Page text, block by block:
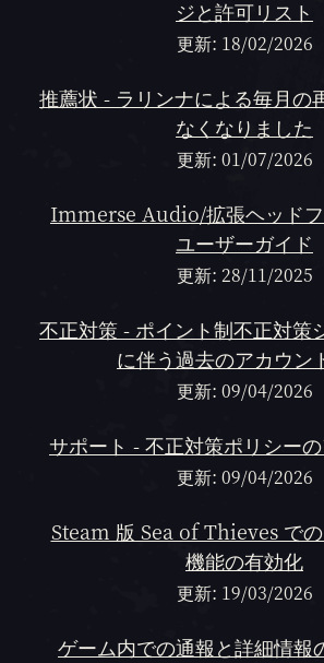
ジと許可リスト
更新: 18/02/2026
推薦状 - ラリンナによる毎月の
なくなりました
更新: 01/07/2026
Immerse Audio/拡張ヘッド
ユーザーガイド
更新: 28/11/2025
不正対策 - ポイント制不正対策
に伴う過去のアカウン
更新: 09/04/2026
サポート - 不正対策ポリシー
更新: 09/04/2026
Steam 版 Sea of Thieves で
機能の有効化
更新: 19/03/2026
ゲーム内での通報と詳細情報